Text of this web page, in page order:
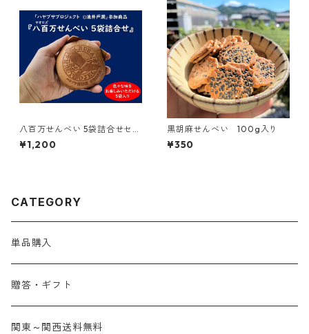
八百万せんべい 5袋詰合せセッ
ト
¥1,200
黒胡麻せんべい 100g入り
¥350
CATEGORY
単品購入
贈答・ギフト
関東～関西送料無料